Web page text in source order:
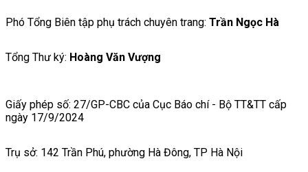
Phó Tổng Biên tập phụ trách chuyên trang: Trần Ngọc Hà
Tổng Thư ký: Hoàng Văn Vượng
Giấy phép số: 27/GP-CBC của Cục Báo chí - Bộ TT&TT cấp
ngày 17/9/2024
Trụ sở: 142 Trần Phú, phường Hà Đông, TP Hà Nội